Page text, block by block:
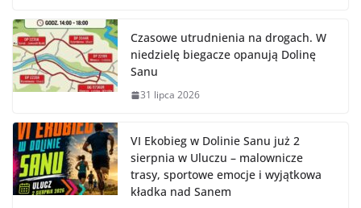
Czasowe utrudnienia na drogach. W
niedzielę biegacze opanują Dolinę
Sanu
31 lipca 2026
VI Ekobieg w Dolinie Sanu już 2
sierpnia w Uluczu – malownicze
trasy, sportowe emocje i wyjątkowa
kładka nad Sanem